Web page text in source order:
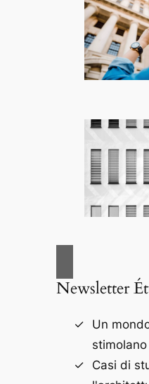
Newsletter
Un
Casi di